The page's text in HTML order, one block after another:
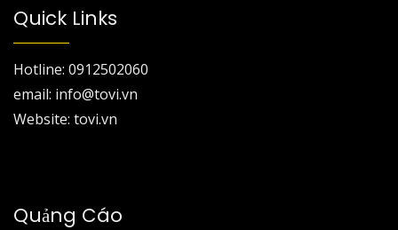
Quick Links
Hotline: 0912502060
email: info@tovi.vn
Website: tovi.vn
Quảng Cáo